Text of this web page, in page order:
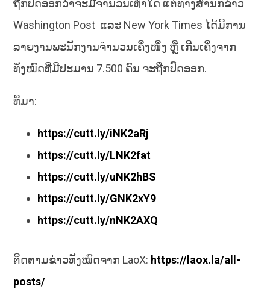
ຖືກປົດອອກວ່າຈະມີຈຳນວນເທົ່າໃດ ແຕ່ທາງສຳນັກຂ່າວ
Washington Post ແລະ New York Times ໄດ້ມີການ
ລາຍງານພະນັກງານຈໍານວນເຄິ່ງໜຶ່ງ ຫຼື ເກີນເຄິ່ງຈາກ
ທັງໝົດທີ່ມີປະມານ 7.500 ຄົນ ຈະຖືກປົດອອກ.
ທີ່ມາ:
https://cutt.ly/iNK2aRj
https://cutt.ly/LNK2fat
https://cutt.ly/uNK2hBS
https://cutt.ly/GNK2xY9
https://cutt.ly/nNK2AXQ
ຕິດຕາມຂ່າວທັງໝົດຈາກ LaoX: https://laox.la/all-
posts/